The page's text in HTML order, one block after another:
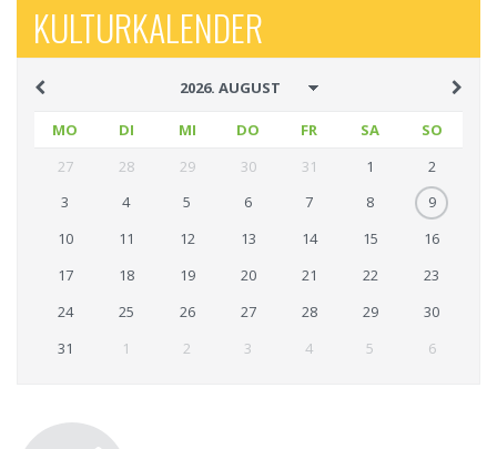
KULTURKALENDER
MO DI MI DO FR SA
SO
27
28 29 30 31 1
2
3
4 5 6 7 8
9
10
11 12 13 14 15
16
17
18 19 20 21 22
23
24
25 26 27 28 29
30
31
1 2 3 4 5 6